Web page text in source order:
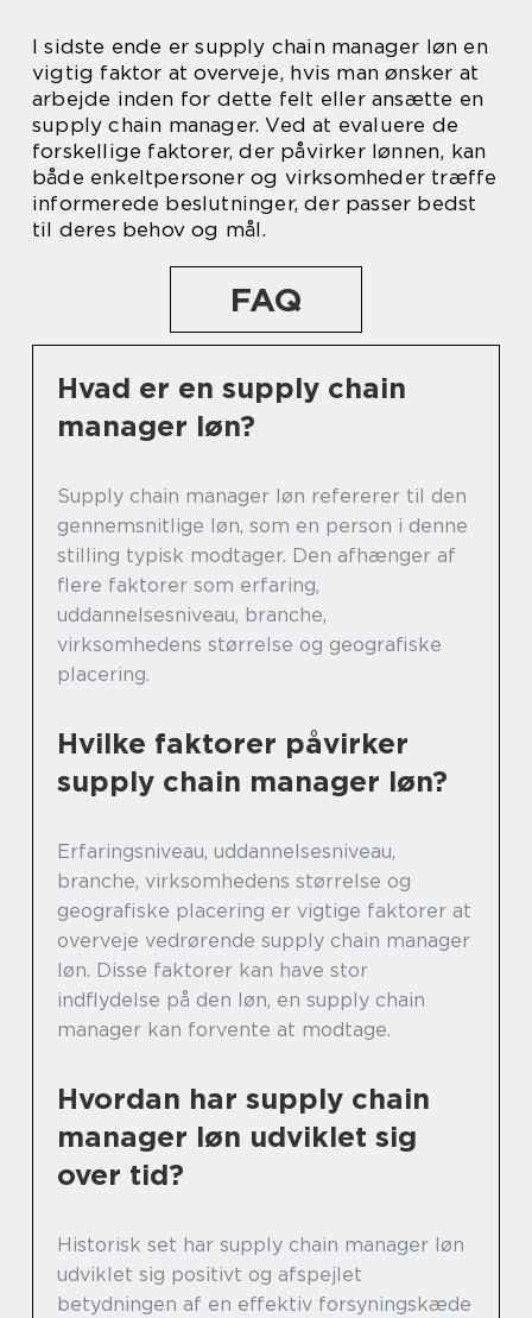
I sidste ende er supply chain manager løn en
vigtig faktor at overveje, hvis man ønsker at
arbejde inden for dette felt eller ansætte en
supply chain manager. Ved at evaluere de
forskellige faktorer, der påvirker lønnen, kan
både enkeltpersoner og virksomheder træffe
informerede beslutninger, der passer bedst
til deres behov og mål.
FAQ
Hvad er en supply chain
manager løn?
Supply chain manager løn refererer til den
gennemsnitlige løn, som en person i denne
stilling typisk modtager. Den afhænger af
flere faktorer som erfaring,
uddannelsesniveau, branche,
virksomhedens størrelse og geografiske
placering.
Hvilke faktorer påvirker
supply chain manager løn?
Erfaringsniveau, uddannelsesniveau,
branche, virksomhedens størrelse og
geografiske placering er vigtige faktorer at
overveje vedrørende supply chain manager
løn. Disse faktorer kan have stor
indflydelse på den løn, en supply chain
manager kan forvente at modtage.
Hvordan har supply chain
manager løn udviklet sig
over tid?
Historisk set har supply chain manager løn
udviklet sig positivt og afspejlet
betydningen af en effektiv forsyningskæde